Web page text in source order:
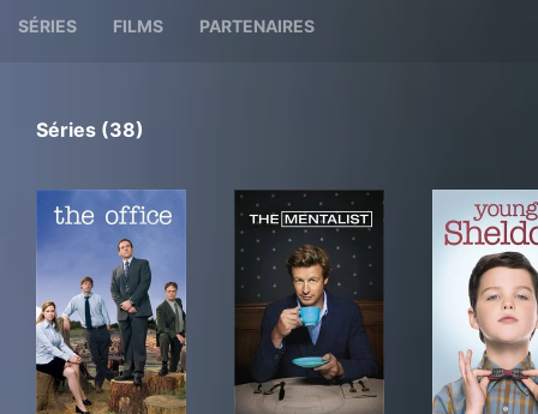
SÉRIES FILMS PARTENAIRES
Séries (38)